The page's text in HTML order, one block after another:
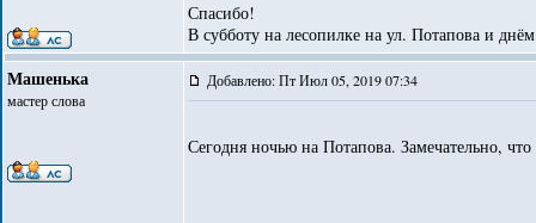
Спасибо!
В субботу на лесопилке на ул. Потапова и
Машенька
мастер слова
Добавлено: Пт Июл 05, 2019 07:34
Сегодня ночью на Потапова. Замечательно, что